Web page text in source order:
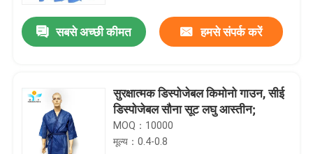
सबसे अच्छी कीमत हमसे संपर्क करें
सुरक्षात्मक डिस्पोजेबल किमोनो गाउन, सीई
डिस्पोजेबल सौना सूट लघु आस्तीन;
MOQ：10000
मूल्य：0.4-0.8